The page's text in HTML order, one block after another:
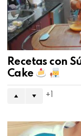
Recetas con
Cake
1